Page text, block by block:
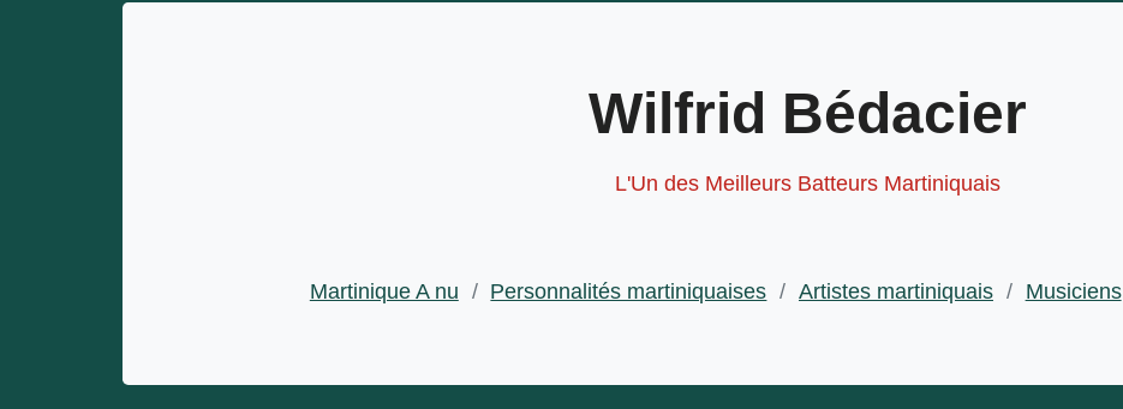
populaires
Wilfrid Bédacier
L'Un des Meilleurs Batteurs Martiniquais
Martinique A nu / Personnalités martiniquaises / Artistes martiniquais / Musiciens